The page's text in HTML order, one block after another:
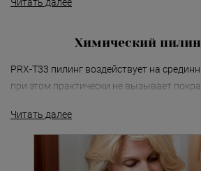
Химический
PRX-T33 пилинг воздействует на
при этом практически не вызывает
Читать далее
«Detoxygene»
«Beauty-ассорти»
«Леди Совершенство»
«Коруги»
«Секрет Красоты»